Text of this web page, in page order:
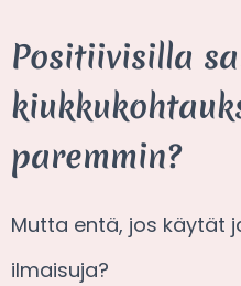
Positiivisilla
paremmin?
Mutta entä, jos käytät
ilmaisuja?